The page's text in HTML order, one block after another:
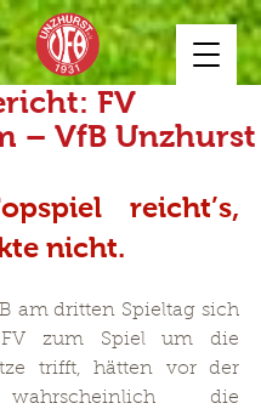
FV
– VfB Unzhurst
reicht’s,
nicht.
am dritten Spieltag sich
zum Spiel um die
trifft, hätten vor der
die